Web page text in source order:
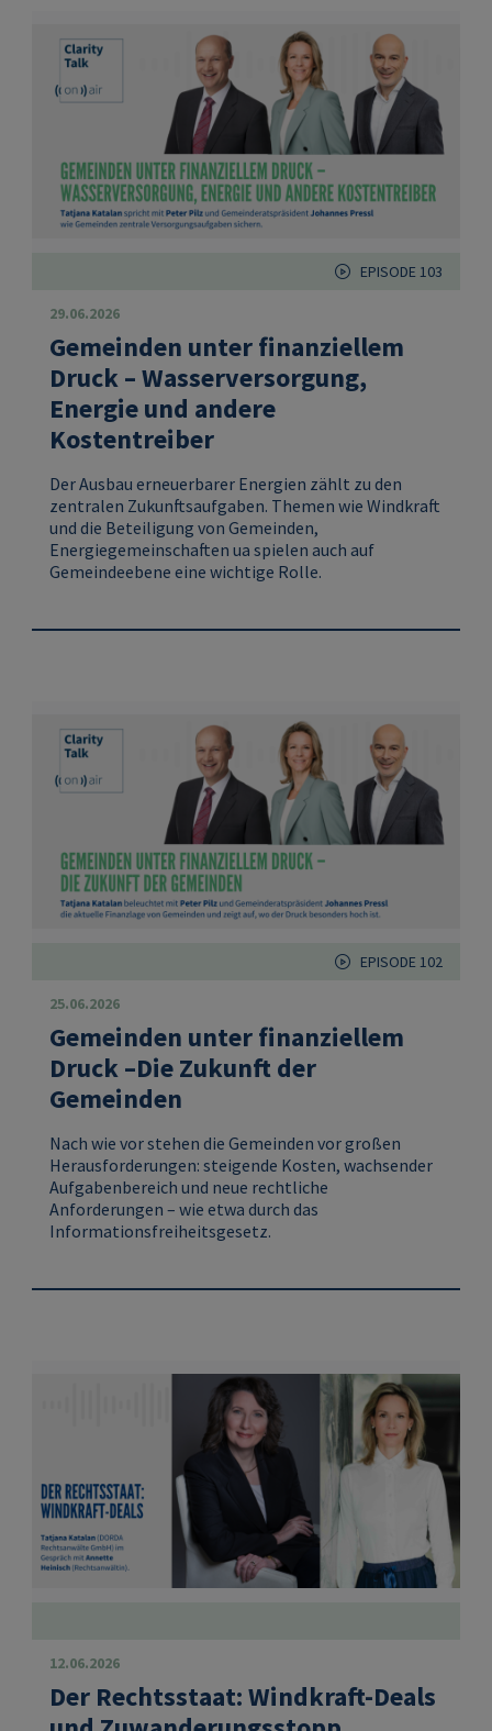
EPISODE 103
29.06.2026
Gemeinden unter finanziellem
Druck – Wasserversorgung,
Energie und andere
Kostentreiber
Der Ausbau erneuerbarer Energien zählt zu den
zentralen Zukunftsaufgaben. Themen wie Windkraft
und die Beteiligung von Gemeinden,
Energiegemeinschaften ua spielen auch auf
Gemeindeebene eine wichtige Rolle.
EPISODE 102
25.06.2026
Gemeinden unter finanziellem
Druck –Die Zukunft der
Gemeinden
Nach wie vor stehen die Gemeinden vor großen
Herausforderungen: steigende Kosten, wachsender
Aufgabenbereich und neue rechtliche
Anforderungen – wie etwa durch das
Informationsfreiheitsgesetz.
12.06.2026
Der Rechtsstaat: Windkraft-Deals